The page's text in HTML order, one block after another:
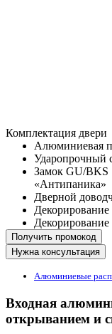
Комплектация двери
Алюминиевая
Ударопрочный
Замок GU/BKS
«Антипаника»
Дверной
Декорирование
Получить промокод
Нужна консультация
Алюминиевые
Входная
открыванием и